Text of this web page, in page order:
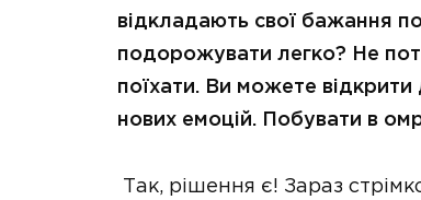
відкладають свої бажання
подорожувати легко? Не
поїхати. Ви можете відкрити
нових емоцій. Побувати в
Так, рішення є! Зараз